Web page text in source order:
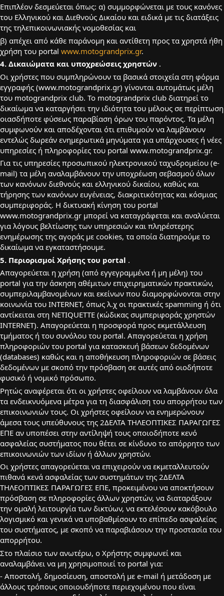
Επιπλέον δεσμεύεται όπως: α) συμμορφώνεται με τους κανόνες
του Ελληνικού και Διεθνούς Δικαίου και ειδικά με τις διατάξεις
της τηλεπικοινωνιακής νομοθεσίας και
β) απέχει από κάθε παράνομη και αντίθετη προς τα χρηστά ήθη
χρήση του portal www.motograndprix.gr.
4. Δικαιώματα και υποχρεώσεις χρηστών .
Οι χρήστες που συμπληρώνουν τα βασικά στοιχεία στη φόρμα
εγγραφής (www.motograndprix.gr) γίνονται αυτομάτως μέλη
του motograndprix club. Το motograndprix club διατηρεί το
δικαίωμα να καταργήσει την ιδιότητα του μέλους σε περίπτωση
οιασδήποτε φύσεως παραβίαση όρων του παρόντος. Τα μέλη
συμφωνούν και αποδέχονται ότι επιθυμούν να λαμβάνουν
εντελώς δωρεάν ενημερωτικά μηνύματα για υπάρχουσες ή νέες
υπηρεσίες ή πληροφορίες του portal www.motograndprix.gr.
Για τις υπηρεσίες προσωπικού ηλεκτρονικού ταχυδρομείου (e-
mail) τα μέλη αναλαμβάνουν την υποχρέωση σεβασμού όλων
των κανόνων διεθνούς και ελληνικού δικαίου, καθώς και
τήρησης των κανόνων ευγένειας, διακριτικότητας και κόσμιας
συμπεριφοράς. Η δικτυακή κίνηση του portal
www.motograndprix.gr μπορεί να καταγράφεται και αναλύεται
για λόγους βελτίωσης των υπηρεσιών και πληρέστερης
ενημέρωσης της αγοράς με cookies, τα οποία διατηρούμε το
δικαίωμα να εγκαταστήσουμε.
5. Περιορισμοί Χρήσης του portal .
Απαγορεύεται η χρήση (από εγγεγραμμένα ή μη μέλη) του
portal για την άσκηση αθέμιτων επιχειρηματικών πρακτικών,
συμπεριλαμβανομένων και εκείνων που διαμορφώνονται στην
κοινωνία του INTERNET, όπως λ.χ οι πρακτικές spamming ή ότι
αντίκειται στη NETIQUETTE (κώδικας συμπεριφοράς χρηστών
ΙΝΤΕRΝΕΤ). Απαγορεύεται η προσφορά προς εκμετάλλευση
τμήματος ή του συνόλου του portal. Απαγορεύεται η χρήση
πληροφοριών του portal για κατασκευή βάσεων δεδομένων
(databases) καθώς και η αποθήκευση πληροφοριών σε βάσεις
δεδομένων με σκοπό την πρόσβαση σε αυτές από οιοδήποτε
φυσικό ή νομικό πρόσωπο.
Ρητώς αναφέρεται ότι οι χρήστες οφείλουν να λαμβάνουν όλα
τα ενδεικνυόμενα μέτρα για τη διασφάλιση του απορρήτου των
επικοινωνιών τους. Οι χρήστες οφείλουν να ενημερώνουν
άμεσα τους υπεύθυνους της 2ΔΕΛΤΑ ΤΗΛΕΟΠΤΙΚΕΣ ΠΑΡΑΓΩΓΕΣ
ΕΠΕ αν υποπέσει στην αντίληψή τους οποιοδήποτε κενό
ασφαλείας συστήματος που θέτει σε κίνδυνο το απόρρητο των
επικοινωνιών των ιδίων ή άλλων χρηστών.
Οι χρήστες απαγορεύεται να επιχειρούν να εκμεταλλευτούν
πιθανά κενά ασφαλείας των συστημάτων της 2ΔΕΛΤΑ
ΤΗΛΕΟΠΤΙΚΕΣ ΠΑΡΑΓΩΓΕΣ ΕΠΕ, προκειμένου να αποκτήσουν
πρόσβαση σε πληροφορίες άλλων χρηστών, να διαταράξουν
την ομαλή λειτουργία των δικτύων, να εκτελέσουν κακόβουλο
λογισμικό και γενικά να υποβαθμίσουν το επίπεδο ασφαλείας
του συστήματος, με σκοπό να παραβιάσουν την προστασία του
απορρήτου.
Στο πλαίσιο των ανωτέρω, ο Χρήστης συμφωνεί και
αναλαμβάνει να μη χρησιμοποιεί τo portal για:
- Aποστολή, δημοσίευση, αποστολή με e-mail ή μετάδοση με
άλλους τρόπους οποιουδήποτε περιεχομένου που είναι